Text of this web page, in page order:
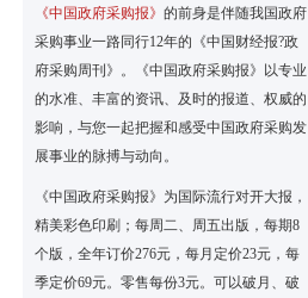
《中国政府采购报》 的前身是伴随我国政府
采购事业一路同行12年的《中国财经报?政
府采购周刊》。《中国政府采购报》以专业
的水准、丰富的资讯、及时的报道、权威的
影响，与您一起把握和感受中国政府采购发
展事业的脉搏与动向。
《中国政府采购报》为国际流行对开大报，
精美彩色印刷；每周二、周五出版，每期8
个版，全年订价276元，每月定价23元，每
季定价69元。零售每份3元。可以破月、破